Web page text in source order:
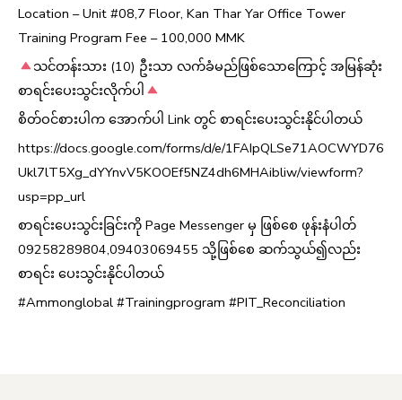
Location – Unit #08,7 Floor, Kan Thar Yar Office Tower
Training Program Fee – 100,000 MMK
သင်တန်းသား (10) ဦးသာ လက်ခံမည်ဖြစ်သောကြောင့် အမြန်ဆုံး
စာရင်းပေးသွင်းလိုက်ပါ
စိတ်ဝင်စားပါက အောက်ပါ Link တွင် စာရင်းပေးသွင်းနိုင်ပါတယ်
https://docs.google.com/forms/d/e/1FAIpQLSe71AOCWYD76
Ukl7lT5Xg_dYYnvV5KOOEf5NZ4dh6MHAibliw/viewform?
usp=pp_url
စာရင်းပေးသွင်းခြင်းကို Page Messenger မှ ဖြစ်စေ ဖုန်းနံပါတ်
09258289804,09403069455 သို့ဖြစ်စေ ဆက်သွယ်၍လည်း
စာရင်း ပေးသွင်းနိုင်ပါတယ်
#Ammonglobal #Trainingprogram #PIT_Reconciliation